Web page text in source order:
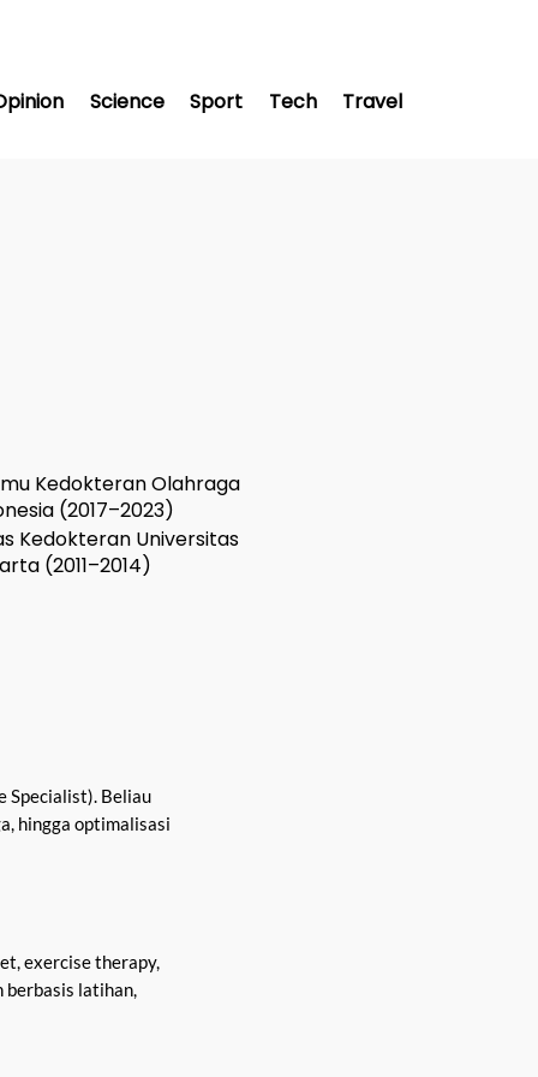
Science Sport Tech Travel
Kedokteran Olahraga
(2017–2023)
Kedokteran Universitas
(2011–2014)
Specialist). Beliau
hingga optimalisasi
exercise therapy,
berbasis latihan,